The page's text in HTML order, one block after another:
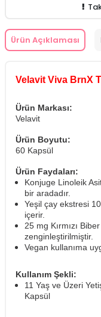
Ürün Açıklaması
Velavit Viva BrnX
Ürün Markası:
Velavit
Ürün Boyutu:
60 Kapsül
Ürün Faydaları:
Konjuge Linoleik
bir aradadır.
Yeşil çay ekstresi
içerir.
25 mg Kırmızı
zenginleştirilmiştir.
Vegan kullanıma
Kullanım Şekli:
11 Yaş ve Üzeri
Kapsül